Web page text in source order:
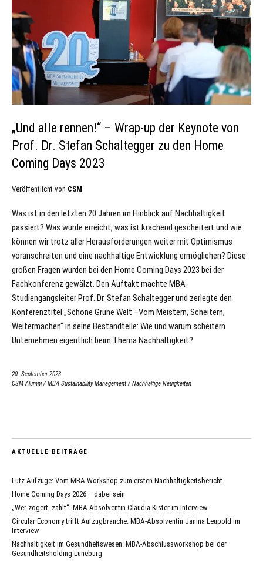
„Und alle rennen!“ – Wrap-up der Keynote von
Prof. Dr. Stefan Schaltegger zu den Home
Coming Days 2023
Veröffentlicht von CSM
Was ist in den letzten 20 Jahren im Hinblick auf Nachhaltigkeit
passiert? Was wurde erreicht, was ist krachend gescheitert und wie
können wir trotz aller Herausforderungen weiter mit Optimismus
voranschreiten und eine nachhaltige Entwicklung ermöglichen? Diese
großen Fragen wurden bei den Home Coming Days 2023 bei der
Fachkonferenz gewälzt. Den Auftakt machte MBA-
Studiengangsleiter Prof. Dr. Stefan Schaltegger und zerlegte den
Konferenztitel „Schöne Grüne Welt –Vom Meistern, Scheitern,
Weitermachen“ in seine Bestandteile: Wie und warum scheitern
Unternehmen eigentlich beim Thema Nachhaltigkeit?
20. September 2023
CSM Alumni/MBA Sustainability Management/Nachhaltige Neuigkeiten
AKTUELLE BEITRÄGE
Lutz Aufzüge: Vom MBA-Workshop zum ersten Nachhaltigkeitsbericht
Home Coming Days 2026 – dabei sein
„Wer zögert, zahlt“- MBA-Absolventin Claudia Kister im Interview
Circular Economy trifft Aufzugbranche: MBA-Absolventin Janina Leupold im
Interview
Nachhaltigkeit im Gesundheitswesen: MBA-Abschlussworkshop bei der
Gesundheitsholding Lüneburg